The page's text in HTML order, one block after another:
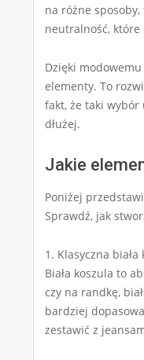
na różne
neutralność, które
Dzięki
elementy. To
fakt, że taki wybór
dłużej.
Jakie
Poniżej
Sprawdź, jak
1. Klasyczna biała
Biała koszula to
czy na randkę,
bardziej
zestawić z